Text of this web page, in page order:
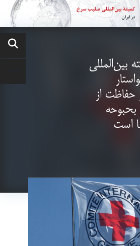
بین‌المللی
از
بحبوحه
است